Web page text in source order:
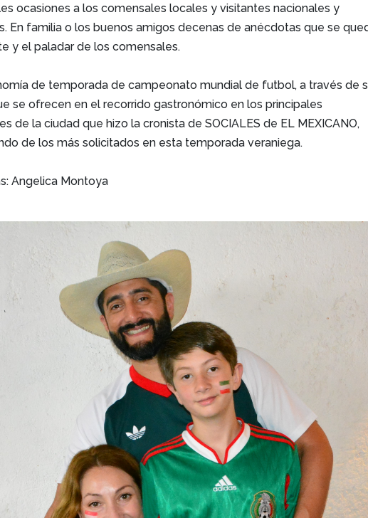
ocasiones a los comensales locales y visitantes nacionales y
En familia o los buenos amigos decenas de anécdotas que se
y el paladar de los comensales.
de temporada de campeonato mundial de futbol, a través de
se ofrecen en el recorrido gastronómico en los principales
de la ciudad que hizo la cronista de SOCIALES de EL MEXICANO,
de los más solicitados en esta temporada veraniega.
Angelica Montoya